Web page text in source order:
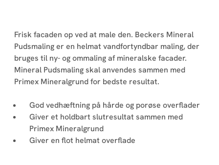
Frisk facaden op ved at male den. Beckers Mineral
Pudsmaling er en helmat vandfortyndbar maling, der
bruges til ny- og ommaling af mineralske facader.
Mineral Pudsmaling skal anvendes sammen med
Primex Mineralgrund for bedste resultat.
God vedhæftning på hårde og porøse overflader
Giver et holdbart slutresultat sammen med
Primex Mineralgrund
Giver en flot helmat overflade